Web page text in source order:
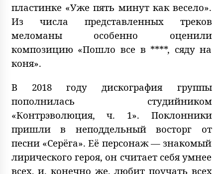
пластинке «Уже пять минут как весело».
Из числа представленных треков
меломаны особенно оценили
композицию «Пошло все в ****, сяду на
коня».
В 2018 году дискография группы
пополнилась студийником
«Контрэволюция, ч. 1». Поклонники
пришли в неподдельный восторг от
песни «Серёга». Её персонаж — знакомый
лирического героя, он считает себя умнее
всех, и, конечно же, любит поучать всех